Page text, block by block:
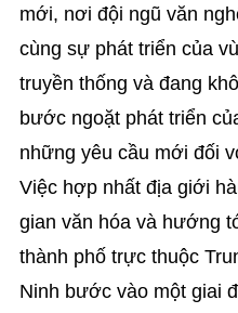
mới, nơi đội ngũ văn
cùng sự phát triển của
truyền thống và đang
bước ngoặt phát triển
những yêu cầu mới đối
Việc hợp nhất địa giới
gian văn hóa và hướng
thành phố trực thuộc
Ninh bước vào một giai